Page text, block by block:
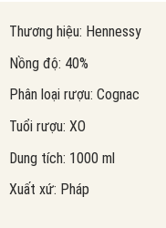
Thương hiệu: Hennessy
Nồng độ: 40%
Phân loại rượu: Cognac
Tuổi rượu: XO
Dung tích: 1000 ml
Xuất xứ: Pháp